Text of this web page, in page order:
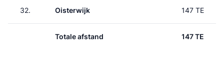
32. Oisterwijk 147 TE
Totale afstand 147 TE